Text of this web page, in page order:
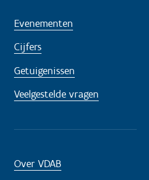
Evenementen
Cijfers
Getuigenissen
Veelgestelde vragen
Over VDAB